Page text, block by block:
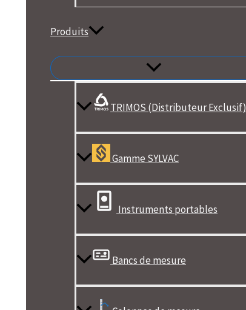
Produits
TRIMOS (Distributeur Exclusif)
Gamme SYLVAC
Instruments portables
Bancs de mesure